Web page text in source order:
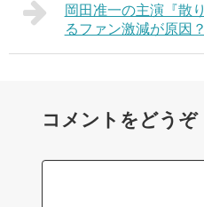
岡田准一の主演『散
るファン激減が原因？
コメントをどうぞ